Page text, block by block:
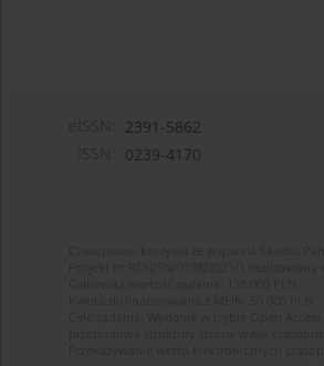
2391-5862
0239-4170